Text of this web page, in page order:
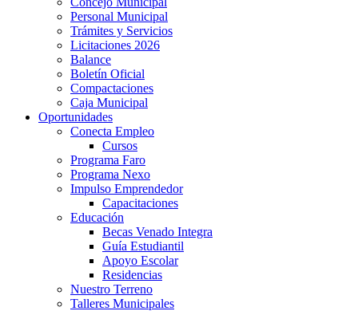
Personal Municipal
Trámites y Servicios
Licitaciones 2026
Balance
Boletín Oficial
Compactaciones
Caja Municipal
Oportunidades
Conecta Empleo
Cursos
Programa Faro
Programa Nexo
Impulso Emprendedor
Capacitaciones
Educación
Becas Venado Integra
Guía Estudiantil
Apoyo Escolar
Residencias
Nuestro Terreno
Talleres Municipales